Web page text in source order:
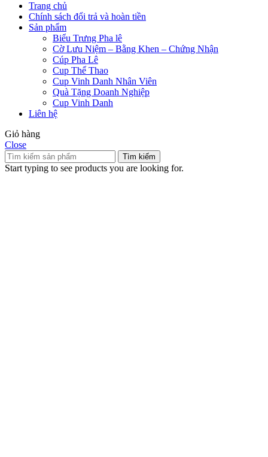
Trang chủ
Chính sách đổi trả và hoàn tiền
Sản phẩm
Biểu Trưng Pha lê
Cờ Lưu Niệm – Bằng Khen – Chứng Nhận
Cúp Pha Lê
Cup Thể Thao
Cup Vinh Danh Nhân Viên
Quà Tặng Doanh Nghiệp
Cup Vinh Danh
Liên hệ
Giỏ hàng
Close
Tìm kiếm
Start typing to see products you are looking for.